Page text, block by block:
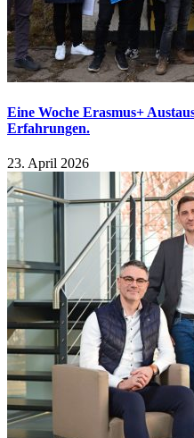
Eine Woche Erasmus+
Erfahrungen.
23. April 2026